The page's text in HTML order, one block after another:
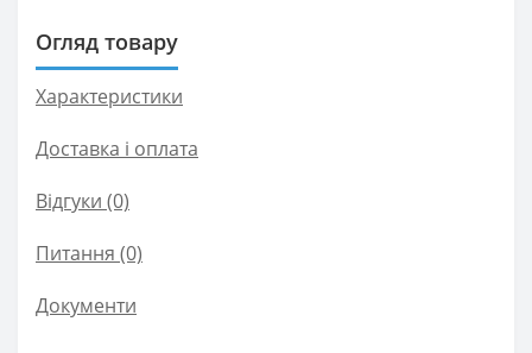
Огляд товару
Характеристики
Доставка і оплата
Відгуки (0)
Питання (0)
Документи